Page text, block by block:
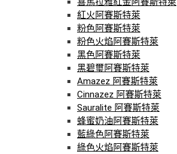
紅火阿賽斯特萊
粉色阿賽斯特萊
粉色火焰阿賽斯特萊
黑色阿賽斯特萊
黑碧璽阿賽斯特萊
Amazez 阿賽斯特萊
Cinnazez 阿賽斯特萊
Sauralite 阿賽斯特萊
蜂蜜奶油阿賽斯特萊
藍綠色阿賽斯特萊
綠色火焰阿賽斯特萊